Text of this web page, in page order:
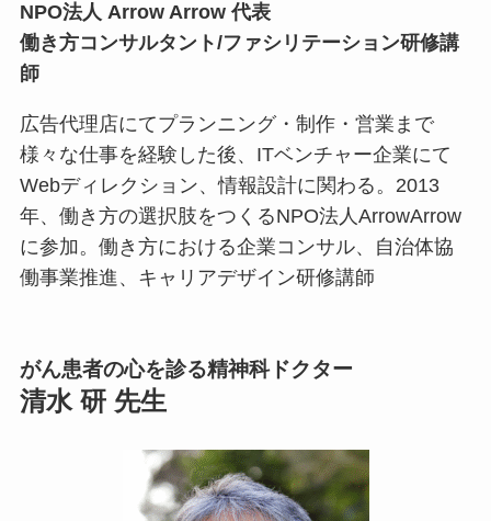
NPO法人 Arrow Arrow 代表
働き方コンサルタント/ファシリテーション研修講
師
広告代理店にてプランニング・制作・営業まで
様々な仕事を経験した後、ITベンチャー企業にて
Webディレクション、情報設計に関わる。2013
年、働き方の選択肢をつくるNPO法人ArrowArrow
に参加。働き方における企業コンサル、自治体協
働事業推進、キャリアデザイン研修講師
がん患者の心を診る精神科ドクター
清水 研 先生